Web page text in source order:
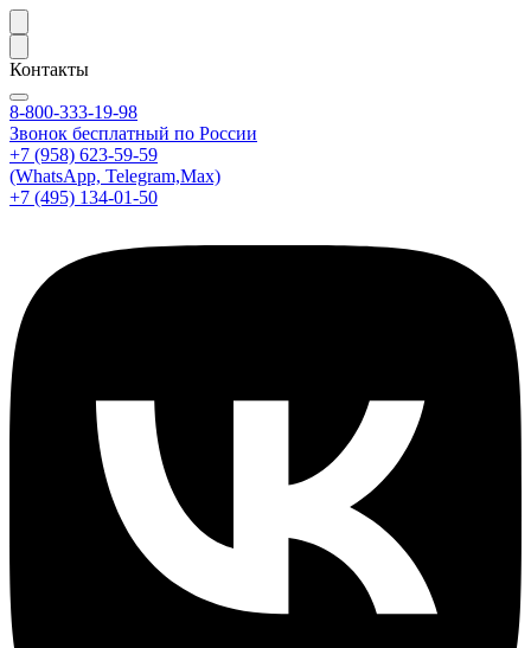
Контакты
8-800-333-19-98
Звонок бесплатный по России
+7 (958) 623-59-59
(WhatsApp, Telegram,Max)
+7 (495) 134-01-50